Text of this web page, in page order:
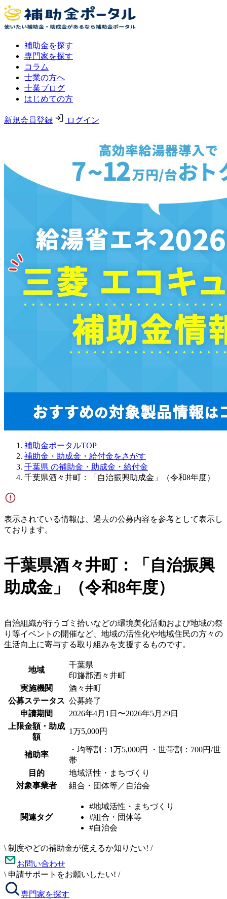
補助金を探す
専門家を探す
コラム
士業の方へ
士業ブログ
はじめての方
新規会員登録 ログイン
補助金ポータルTOP
補助金・助成金・給付金をさがす
千葉県 の補助金・助成金・給付金
千葉県酒々井町：「自治振興助成金」（令和8年度）
表示されている情報は、過去の公募内容を参考として表示し
ております。
千葉県酒々井町：「自治振興
助成金」（令和8年度）
自治組織が行うゴミ拾いなどの環境美化活動および地域の祭
り等イベントの開催など、地域の活性化や地域住民の方々の
生活向上に寄与する取り組みを支援するものです。
地域
千葉県
印旛郡酒々井町
実施機関
酒々井町
公募ステータス 公募終了
申請期間
2026年4月1日〜2026年5月29日
上限金額・助成
額
1万5,000円
補助率
・均等割：1万5,000円 ・世帯割：700円/世
帯
目的
地域活性・まちづくり
対象事業者
組合・団体等／自治会
関連タグ
#地域活性・まちづくり
#組合・団体等
#自治会
\ 制度やどの補助金が使えるか知りたい! /
お問い合わせ
\ 申請サポートをお願いしたい! /
専門家を探す